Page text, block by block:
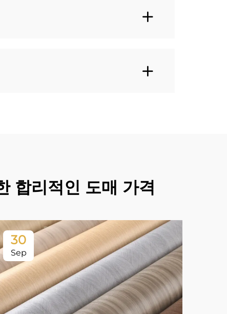
합리적인 도매 가격
30
Sep